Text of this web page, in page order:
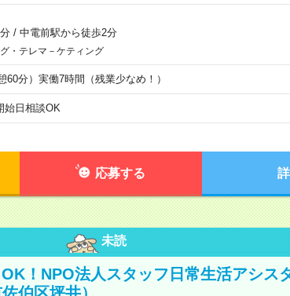
/ 中電前駅から徒歩2分
・テレマ－ケティング
60分）実働7時間（残業少なめ！）
日相談OK
応募する
未読
！NPO法人スタッフ日常生活アシ